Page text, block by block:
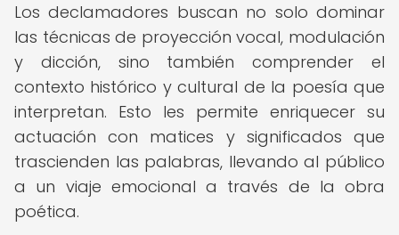
Los declamadores buscan no solo dominar
las técnicas de proyección vocal, modulación
y dicción, sino también comprender el
contexto histórico y cultural de la poesía que
interpretan. Esto les permite enriquecer su
actuación con matices y significados que
trascienden las palabras, llevando al público
a un viaje emocional a través de la obra
poética.